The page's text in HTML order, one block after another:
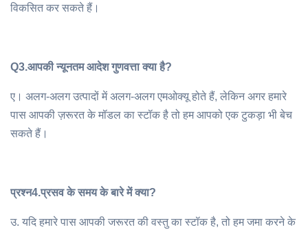
विकसित कर सकते हैं।
Q3.आपकी न्यूनतम आदेश गुणवत्ता क्या है?
ए। अलग-अलग उत्पादों में अलग-अलग एमओक्यू होते हैं, लेकिन अगर हमारे
पास आपकी ज़रूरत के मॉडल का स्टॉक है तो हम आपको एक टुकड़ा भी बेच
सकते हैं।
प्रश्न4.प्रसव के समय के बारे में क्या?
उ. यदि हमारे पास आपकी जरूरत की वस्तु का स्टॉक है, तो हम जमा करने के